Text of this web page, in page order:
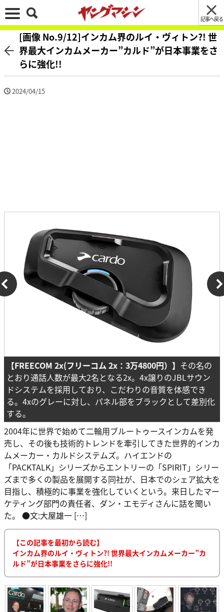
記事へ戻る
[画像 No.9/12]インカム界のルイ・ヴィトン?! 世
界最大インカムメーカー”カルド”が日本事業をさ
らに強化!!
2024/04/15
【FREECOM 2x(フリーコム 2x ：3万4800円）】 その名の
とおり通話人数が最大2名となる2x。4x譲りのJBLサウン
ドシステムを採用しており、こだわりの音質を体感でき
る。4xのグレーに対し、パネル部をブラックとして差別化
する。
2004年に世界で始めて二輪用ブルートゥースインカムを発
売し、その後も技術的トレンドを牽引してきた世界的インカ
ムメーカー・カルドシステムズ。ハイエンドの
「PACKTALK」シリーズからエントリーの「SPIRIT」シリー
ズまで多くの製品を展開する同社が、日本でのシェア拡大を
目指し、積極的に事業を強化していくという。来日したマー
ケティング部門の責任者、ダン・エモディさんに話を聞い
た。 ●文:大屋雄一 […]
【この記事を最初から読む】
インカム界のルイ・ヴィトン?! 世界最大インカムメーカー”カ
ルド”が日本事業をさらに強化!!